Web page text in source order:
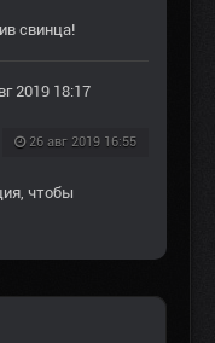
свинца!
2019 18:17
26 авг 2019 16:55
, чтобы